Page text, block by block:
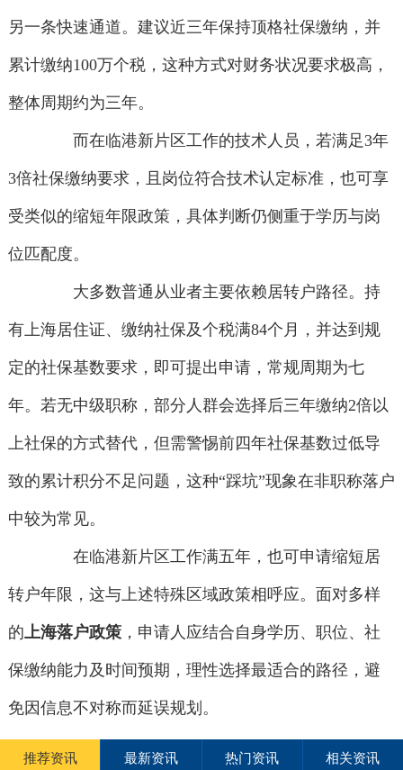
另一条快速通道。建议近三年保持顶格社保缴纳，并
累计缴纳100万个税，这种方式对财务状况要求极高，
整体周期约为三年。
而在临港新片区工作的技术人员，若满足3年
3倍社保缴纳要求，且岗位符合技术认定标准，也可享
受类似的缩短年限政策，具体判断仍侧重于学历与岗
位匹配度。
大多数普通从业者主要依赖居转户路径。持
有上海居住证、缴纳社保及个税满84个月，并达到规
定的社保基数要求，即可提出申请，常规周期为七
年。若无中级职称，部分人群会选择后三年缴纳2倍以
上社保的方式替代，但需警惕前四年社保基数过低导
致的累计积分不足问题，这种“踩坑”现象在非职称落户
中较为常见。
在临港新片区工作满五年，也可申请缩短居
转户年限，这与上述特殊区域政策相呼应。面对多样
的上海落户政策，申请人应结合自身学历、职位、社
保缴纳能力及时间预期，理性选择最适合的路径，避
免因信息不对称而延误规划。
推荐资讯 最新资讯 热门资讯 相关资讯